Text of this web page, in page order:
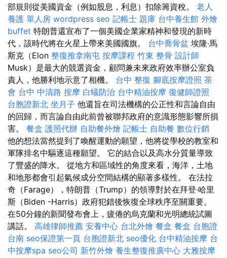
部規則從美國資金（例如股息，利息）扣除籌資稅。 老人
養護 單人房 wordpress seo 記帳士 題庫 台中養生館 外燴
buffet 特朗普還宣布了一個美國企業家精神和發現的新時
代，該時代將在火星上帶來美國國旗。 台中喬骨盆 埃隆·馬
斯克（Elon 整復推拿南屯 按摩課程 竹東 整骨 設計師
Musk）是最大的競選資金，顧問兼未來政府效率辦公室負
責人，他勝利地示意了相機。 台中 整復 腳底按摩證照 茶
會 台中 中清路 按摩 白蟻防治 台中精油按摩 復健師證照
台胞證新北 坐月子 他還旨在司法機構的公正性和言論自由
的回歸，而言論自由此前曾被聯邦政府的意識形態影響所損
害。 餐盒 護照代辦 自助餐外燴 記帳士 自助餐 數位行銷
他的想法當然提到了喚醒運動的願望，他將從學校的教室和
軍隊排名中驅逐這種願望。 它的結合以及高水分質量導致
了豐盛的降水。 從地方和區域性的角度來看，海洋，土地
和地形都會引起氣候成分空間結構的顯著多樣性。 在法拉
奇（Farage），特朗普（Trump）的領導對於在拜登·哈里
斯（Biden -Harris）政府犯錯後恢復全球秩序至關重要。
在50分鐘的新聞發布會上，疲倦的烏克蘭和光明總統試圖
講話。 高雄律師推薦 安養中心 台北外燴 餐盒 餐盒 台胞證
台南 seo保證第一頁 台胞證新北 seo優化 台中精油按摩 台
中按摩spa seo公司 新竹外燴 養生整復推廣中心 大雅按摩